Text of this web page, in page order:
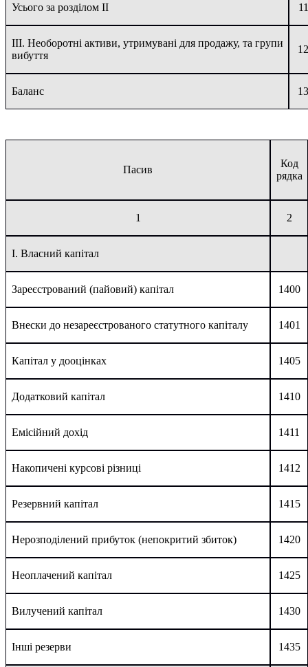
Усього за розділом II
III. Необоротні активи, утримувані для продажу, та групи
вибуття
Баланс
Пасив
Код
рядка
1 2
I. Власний капітал
Зареєстрований (пайовий) капітал 1400
Внески до незареєстрованого статутного капіталу 1401
Капітал у дооцінках 1405
Додатковий капітал 1410
Емісійний дохід 1411
Накопичені курсові різниці 1412
Резервний капітал 1415
Нерозподілений прибуток (непокритий збиток) 1420
Неоплачений капітал 1425
Вилучений капітал 1430
Інші резерви 1435